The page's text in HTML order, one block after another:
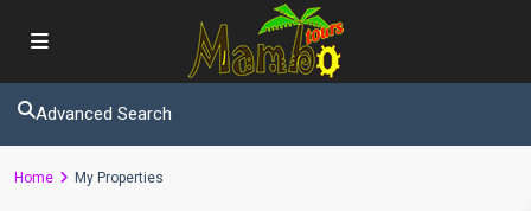
Advanced Search
Home My Properties